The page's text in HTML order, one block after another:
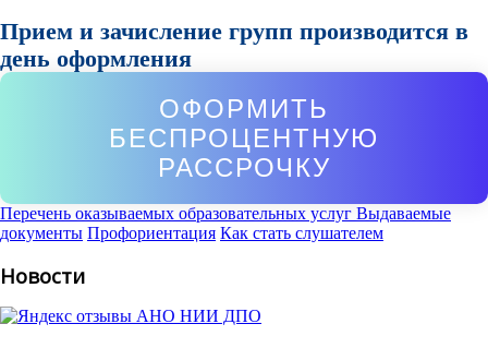
Прием и зачисление групп производится в
день оформления
ОФОРМИТЬ
БЕСПРОЦЕНТНУЮ
РАССРОЧКУ
Перечень оказываемых образовательных услуг Выдаваемые
документы Профориентация Как стать слушателем
Новости